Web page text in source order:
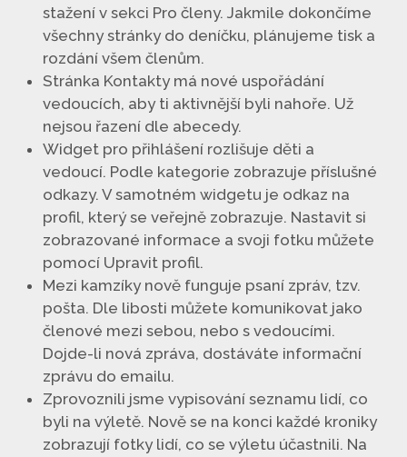
stažení v sekci Pro členy. Jakmile dokončíme
všechny stránky do deníčku, plánujeme tisk a
rozdání všem členům.
Stránka Kontakty má nové uspořádání
vedoucích, aby ti aktivnější byli nahoře. Už
nejsou řazení dle abecedy.
Widget pro přihlášení rozlišuje děti a
vedoucí. Podle kategorie zobrazuje příslušné
odkazy. V samotném widgetu je odkaz na
profil, který se veřejně zobrazuje. Nastavit si
zobrazované informace a svoji fotku můžete
pomocí Upravit profil.
Mezi kamzíky nově funguje psaní zpráv, tzv.
pošta. Dle libosti můžete komunikovat jako
členové mezi sebou, nebo s vedoucími.
Dojde-li nová zpráva, dostáváte informační
zprávu do emailu.
Zprovoznili jsme vypisování seznamu lidí, co
byli na výletě. Nově se na konci každé kroniky
zobrazují fotky lidí, co se výletu účastnili. Na